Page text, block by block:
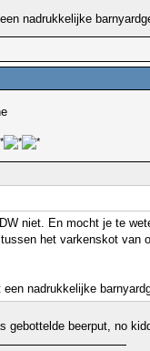
nadrukkelijke
niet. En mocht je te
het varkenskot van
nadrukkelijke
gebottelde beerput, no